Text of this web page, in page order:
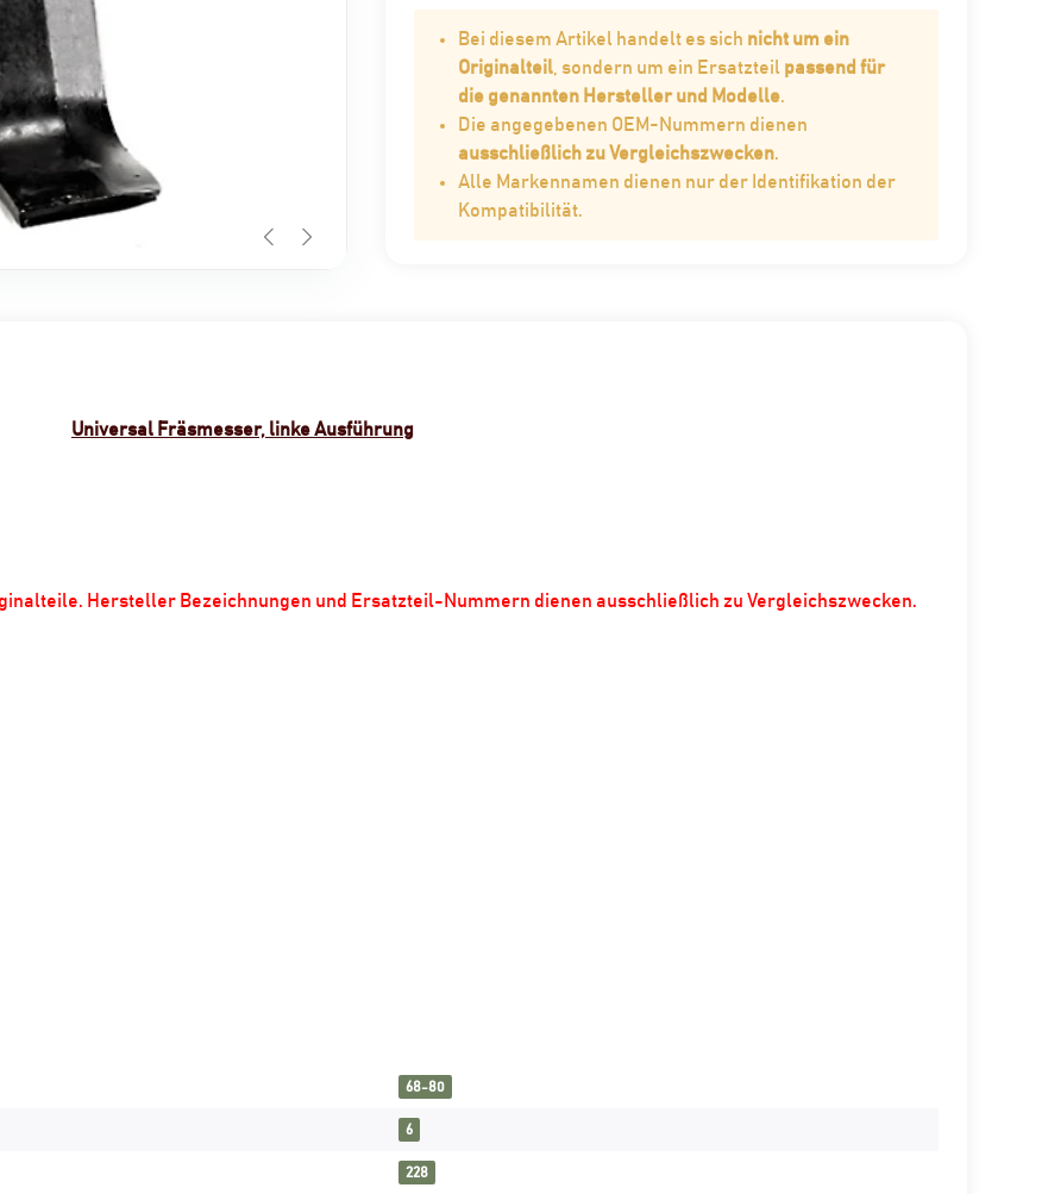
Bei diesem Artikel handelt es sich nicht um ein
Originalteil , sondern um ein Ersatzteil passend für
die genannten Hersteller und Modelle.
Die angegebenen OEM-Nummern dienen
ausschließlich zu Vergleichszwecken.
Alle Markennamen dienen nur der Identifikation der
Kompatibilität.
Universal Fräsmesser, linke Ausführung
Hersteller Bezeichnungen und Ersatzteil-Nummern dienen ausschließlich zu Vergleichszwecken.
68-80
6
228